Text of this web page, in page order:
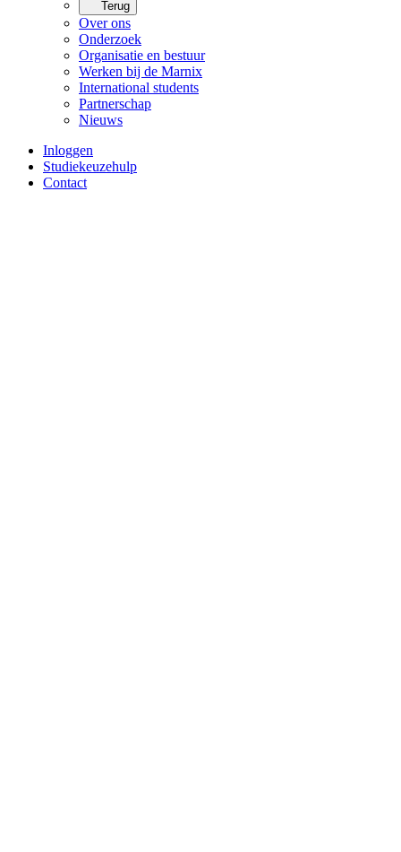
Terug
Over ons
Onderzoek
Organisatie en bestuur
Werken bij de Marnix
International students
Partnerschap
Nieuws
Inloggen
Studiekeuzehulp
Contact